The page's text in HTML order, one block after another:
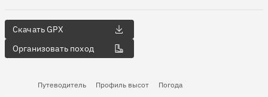
Скачать GPX
Организовать поход
Путеводитель Профиль высот Погода